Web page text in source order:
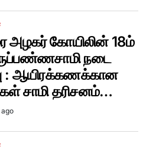
அழகர் கோயிலின் 18ம்
நடை
: ஆயிரக்கணக்கான
சாமி தரிசனம்…